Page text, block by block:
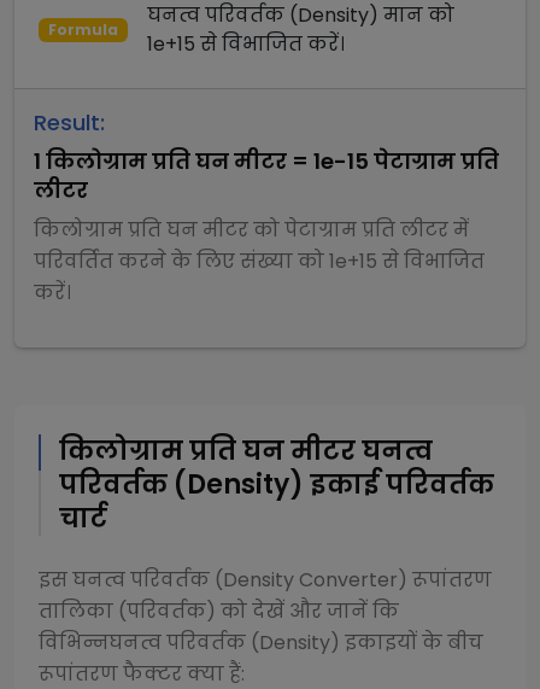
Formula
घनत्व परिवर्तक (Density) मान को
1e+15 सेविभाजितकरें।
Result:
1 किलोग्राम प्रति घन मीटर = 1e-15 पेटाग्राम प्रति
लीटर
किलोग्राम प्रति घन मीटरकोपेटाग्राम प्रति लीटरमें
परिवर्तित करने के लिए संख्या को1e+15 सेविभाजित
करें।
किलोग्राम प्रति घन मीटरघनत्व
परिवर्तक (Density) इकाई परिवर्तक
चार्ट
इसघनत्व परिवर्तक (Density Converter) रूपांतरण
तालिका (परिवर्तक) को देखें और जानें कि
विभिन्नघनत्व परिवर्तक (Density) इकाइयों के बीच
रूपांतरण फैक्टर क्या हैं: